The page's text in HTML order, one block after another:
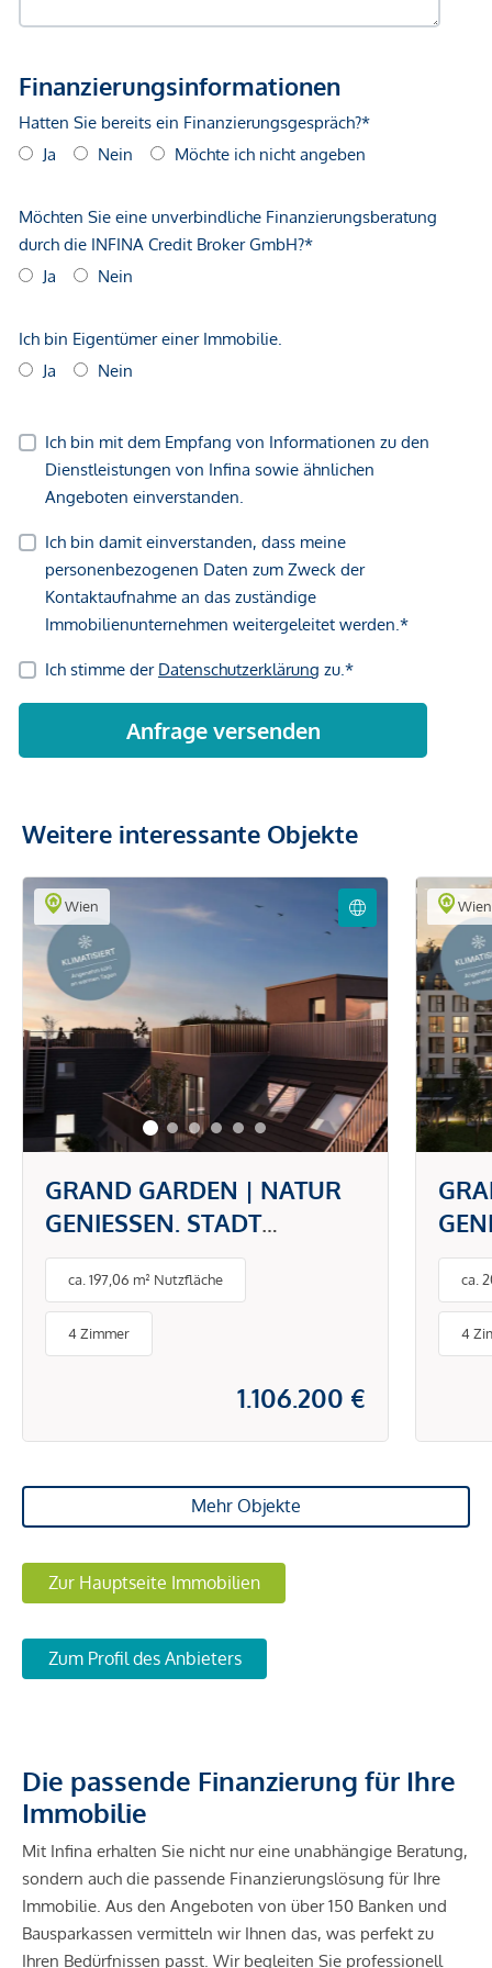
Angebot nicht anders vermerkt, bei erfolgreichem
Immobilienmaklerverordnung BGBI. 262 und 297/1996
festgelegten Sätzen entspricht – das sind 3 % des
Kaufpreises zzgl. 20 % USt. Diese Provisionspflicht besteht
auch dann, wenn Sie die Ihnen überlassenen Informationen
Naheverhältnis zum Verkäufer. Wir weisen darauf hin, dass
wir als Doppelmakler tätig sind. Die Vertragserrichtung und
Treuhandabwicklung ist gebunden an ARNOLD
sowie Barauslagen und Beglaubigung. Haftungsausschluss:
Die gezeigten Ansichten der Gebäude sind Symbolbilder
Vollständigkeit und Aktualität der Bilder und Inhalte wird
keine Haftung übernommen. Vorbehaltlich Änderungen,
Druck- und Satzfehler.
Wir weisen darauf hin, dass zwischen dem Vermittler und
dem zu vermittelnden Dritten ein familiäres oder
wirtschaftliches Naheverhältnis besteht.
Der Vermittler ist als Doppelmakler tätig.
*Der Vertrag kommt nicht mit der INFINA Credit Broker
GmbH zustande. Das Objekt wird von einem externen
Immobilienunternehmen angeboten. Allfällige aus dem
geltend zu machen. Wir weisen Sie darauf hin, dass die
gemachten Angaben und Informationen lediglich
unverbindliche Vorabinformationen sind und daher ohne
Gewähr erfolgen. Der Vermittler ist als Doppelmakler tätig.
Weitere interessante Objekte
Wien
GRAND GARDEN | NATUR
GENIESSEN. STADT
ERLEBEN.
ca. 197,06 m² Nutzfläche
4 Zimmer
1.106.200 €
Wien
ca.
4
Mehr Objekte
Zur Hauptseite Immobilien
Zum Profil des Anbieters
Die passende Finanzierung für Ihre
Immobilie
Mit Infina erhalten Sie nicht nur eine unabhängige Beratung,
sondern auch die passende Finanzierungslösung für Ihre
Immobilie. Aus den Angeboten von über 150 Banken und
Bausparkassen vermitteln wir Ihnen das, was perfekt zu
Ihren Bedürfnissen passt. Wir begleiten Sie professionell